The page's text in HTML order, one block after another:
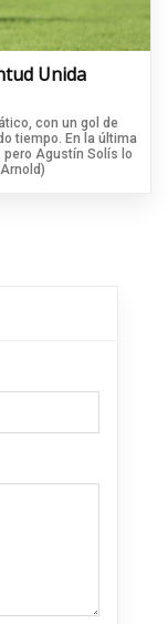
Unida
con un gol de
tiempo. En la última
pero Agustín Solís lo